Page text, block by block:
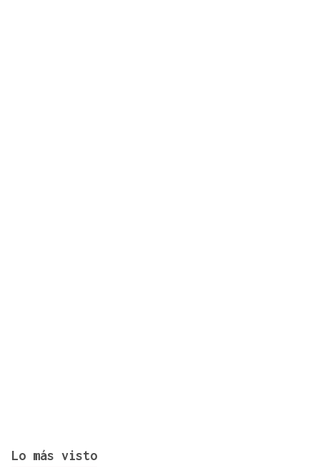
Lo más visto